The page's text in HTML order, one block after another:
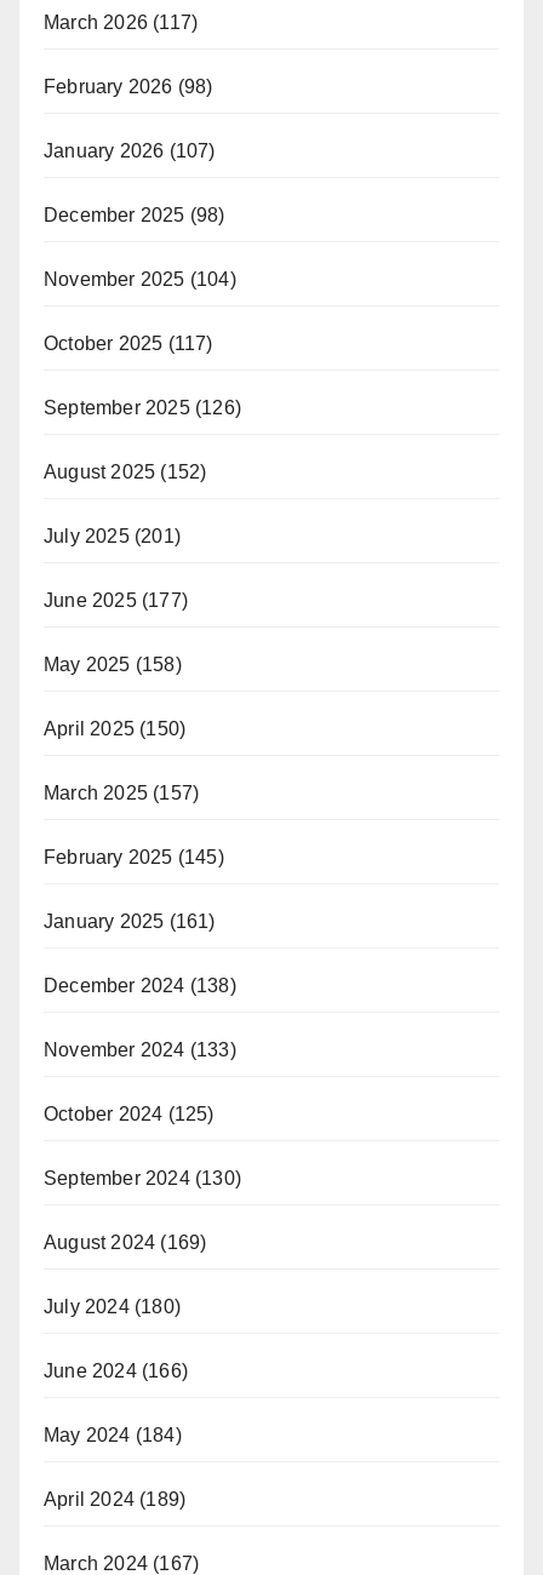
March 2026 (117)
February 2026 (98)
January 2026 (107)
December 2025 (98)
November 2025 (104)
October 2025 (117)
September 2025(126)
August 2025 (152)
July 2025(201)
June 2025(177)
May 2025 (158)
April 2025 (150)
March 2025 (157)
February 2025 (145)
January 2025 (161)
December 2024 (138)
November 2024 (133)
October 2024 (125)
September 2024(130)
August 2024 (169)
July 2024(180)
June 2024(166)
May 2024 (184)
April 2024 (189)
March 2024 (167)